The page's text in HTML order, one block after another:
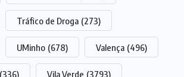
Tráfico de Droga (273)
UMinho (678) Valença (496)
(336) Vila Verde (3793)